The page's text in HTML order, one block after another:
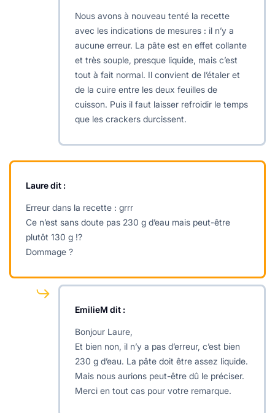
Nous avons à nouveau tenté la recette
avec les indications de mesures : il n’y a
aucune erreur. La pâte est en effet collante
et très souple, presque liquide, mais c’est
tout à fait normal. Il convient de l’étaler et
de la cuire entre les deux feuilles de
cuisson. Puis il faut laisser refroidir le temps
que les crackers durcissent.
Lauredit :
Erreur dans la recette : grrr
Ce n’est sans doute pas 230 g d’eau mais peut-être
plutôt 130 g !?
Dommage ?
EmilieM dit :
Bonjour Laure,
Et bien non, il n’y a pas d’erreur, c’est bien
230 g d’eau. La pâte doit être assez liquide.
Mais nous aurions peut-être dû le préciser.
Merci en tout cas pour votre remarque.